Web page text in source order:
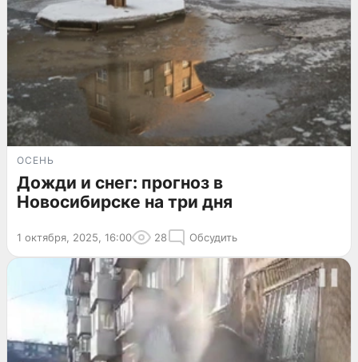
ОСЕНЬ
Дожди и снег: прогноз в
Новосибирске на три дня
1 октября, 2025, 16:00 28 Обсудить